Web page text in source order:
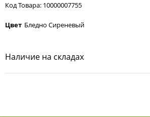
Код Товара: 10000007755
Цвет Бледно Сиреневый
Наличие на складах